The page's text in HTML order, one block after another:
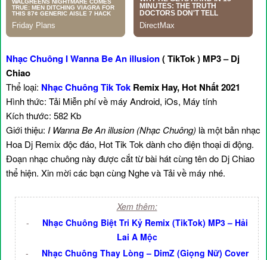
Nhạc Chuông I Wanna Be An illusion( TikTok ) MP3 – Dj
Chiao
Thể loại: Nhạc Chuông Tik Tok Remix Hay, Hot Nhất 2021
Hình thức: Tải Miễn phí về máy Android, iOs, Máy tính
Kích thước: 582 Kb
Giới thiệu: I Wanna Be An illusion (Nhạc Chuông) là một bản nhạc
Hoa Dj Remix độc đáo, Hot Tik Tok dành cho điện thoại di động.
Đoạn nhạc chuông này được cắt từ bài hát cùng tên do Dj Chiao
thể hiện. Xin mời các bạn cùng Nghe và Tải về máy nhé.
Xem thêm:
-
Nhạc Chuông Biệt Tri Kỷ Remix (TikTok) MP3 – Hải
Lai A Mộc
-
Nhạc Chuông Thay Lòng – DimZ (Giọng Nữ) Cover